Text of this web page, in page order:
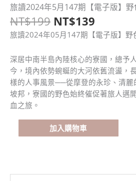
旅讀2024年5月147期【電子版】野
NT$199
原
始
價
格：
NT$199。
NT$139
目
價
格：
旅讀2024年05月147期【電子版】野
深居中南半島內陸核心的寮國，總予
今，境內依勢蜿蜒的大河依舊流盪，
樣的人事風景──從摩登的永珍、清麗
坡邦，寮國的野色始終催促著旅人邁
血之旅。
旅
讀
2024
5
月
147
期
【電
子
版】
加入購物車